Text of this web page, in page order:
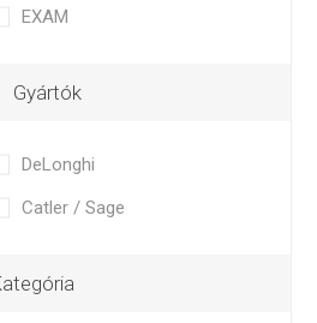
EXAM
Gyártók
DeLonghi
Catler / Sage